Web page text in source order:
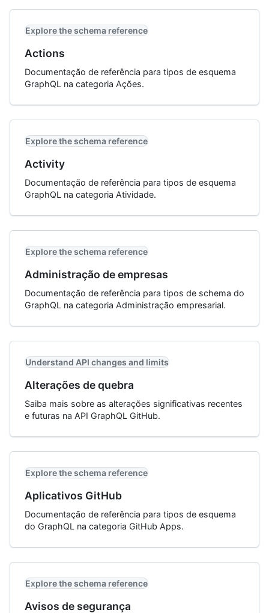
Explore the schema reference
Actions
Documentação de referência para tipos de esquema
GraphQL na categoria Ações.
Explore the schema reference
Activity
Documentação de referência para tipos de esquema
GraphQL na categoria Atividade.
Explore the schema reference
Administração de empresas
Documentação de referência para tipos de schema do
GraphQL na categoria Administração empresarial.
Understand API changes and limits
Alterações de quebra
Saiba mais sobre as alterações significativas recentes
e futuras na API GraphQL GitHub.
Explore the schema reference
Aplicativos GitHub
Documentação de referência para tipos de esquema
do GraphQL na categoria GitHub Apps.
Explore the schema reference
Avisos de segurança